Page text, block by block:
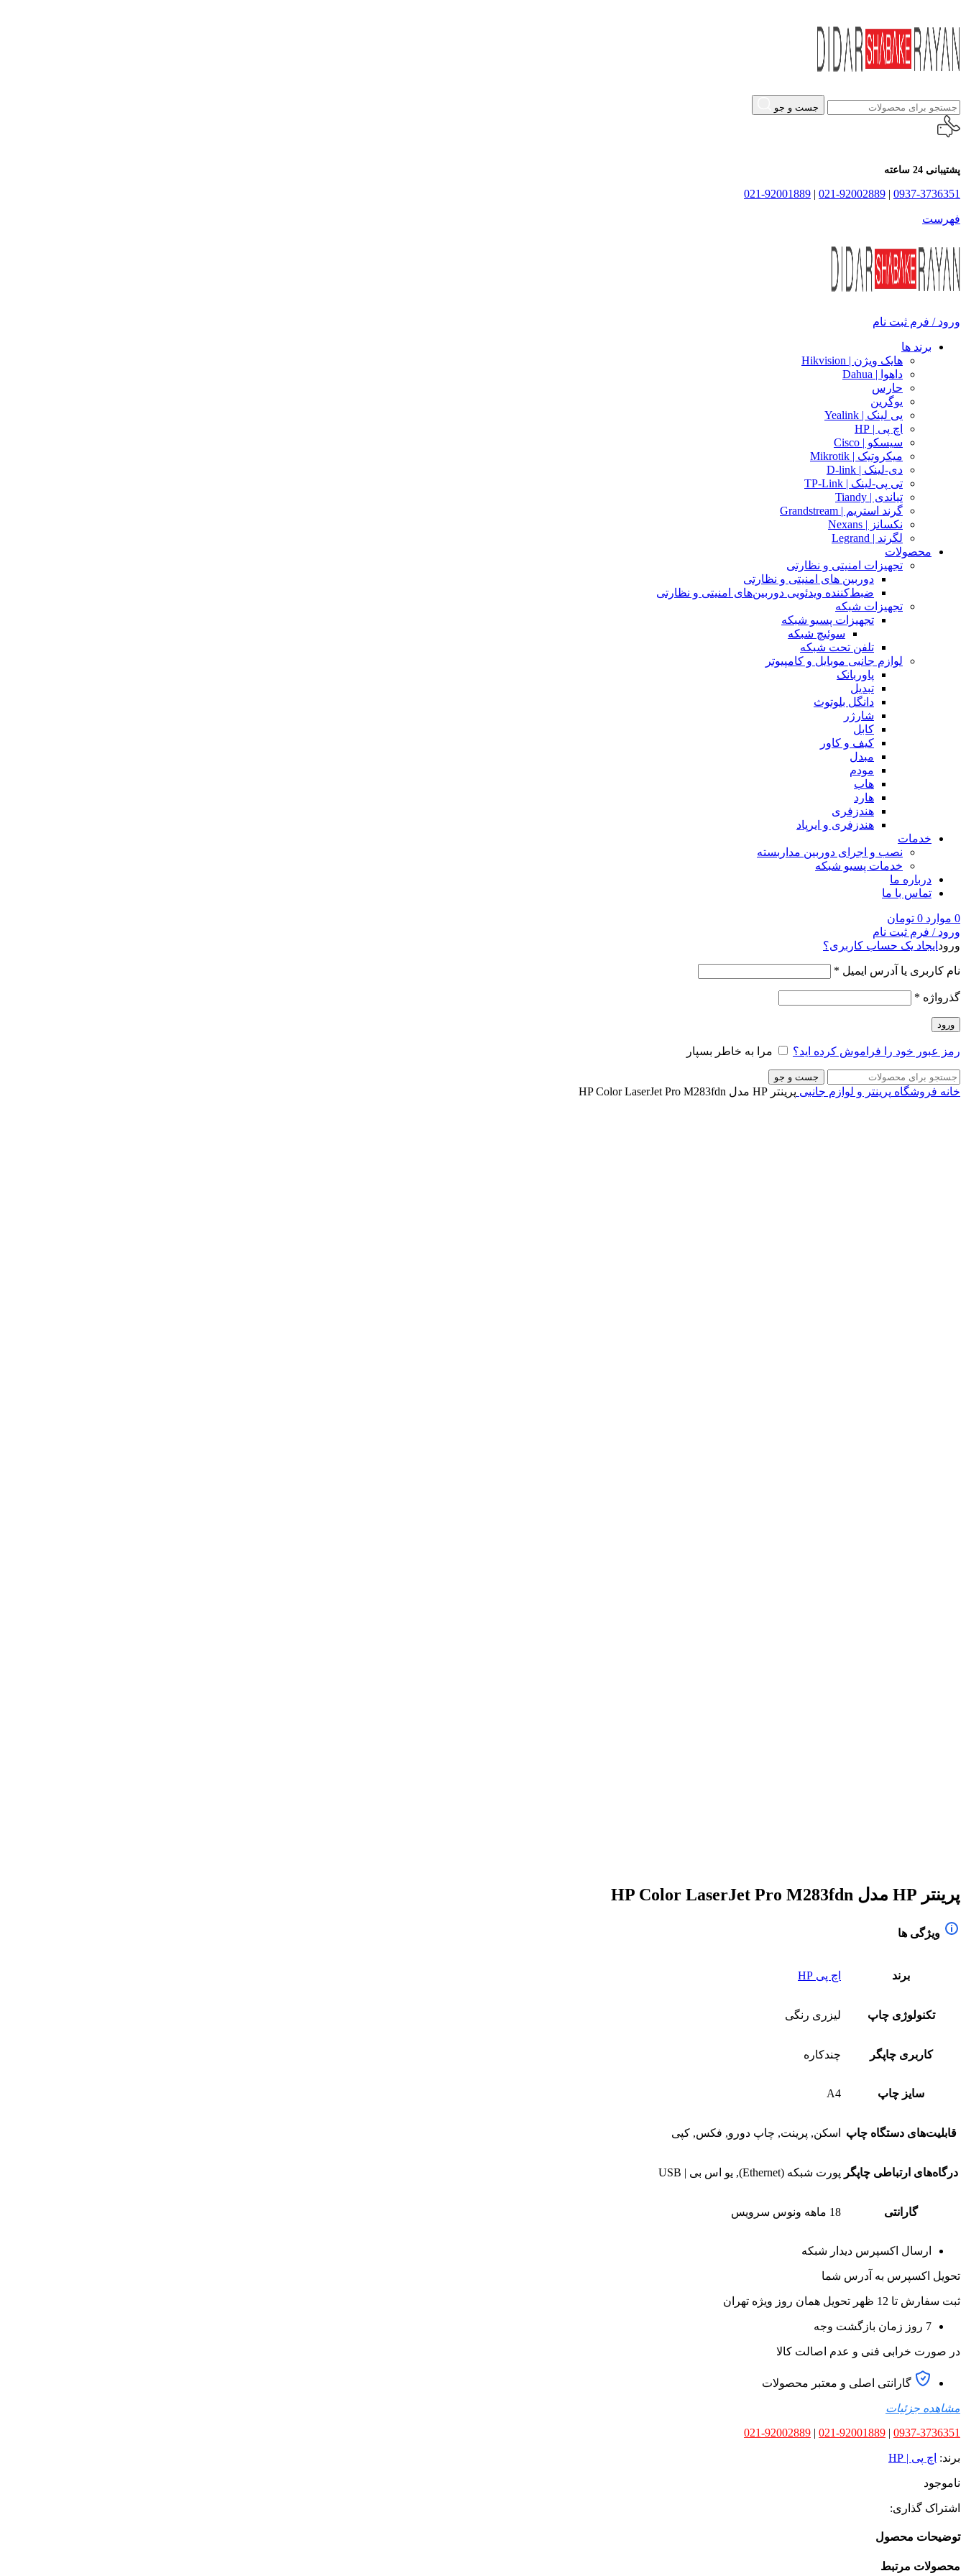
جست و جو
پشتیبانی 24 ساعته
0937-3736351
|
021-92002889
|
021-92001889
فهرست
ورود / فرم ثبت نام
برند ها
هایک ویژن | Hikvision
داهوا | Dahua
حارس
یوگرین
یی لینک | Yealink
اچ پی | HP
سیسکو | Cisco
میکروتیک | Mikrotik
دی-لینک | D-link
تی پی-لینک | TP-Link
تیاندی | Tiandy
گرند استریم | Grandstream
نکسانز | Nexans
لگرند | Legrand
محصولات
تجهیزات امنیتی و نظارتی
دوربین های امنیتی و نظارتی
ضبط‌کننده ویدئویی دوربین‌های امنیتی و نظارتی
تجهیزات شبکه
تجهیزات پسیو شبکه
سوئیچ‌ شبکه
تلفن تحت شبکه
لوازم جانبی موبایل و کامپیوتر
پاوربانک
تبدیل
دانگل بلوتوث
شارژر
کابل
کیف و کاور
مبدل
مودم
هاب
هارد
هندزفری
هندزفری و ایرپاد
خدمات
نصب و اجرای دوربین مداربسته
خدمات پسیو شبکه
درباره ما
تماس با ما
0 موارد 0 تومان
ورود / فرم ثبت نام
ورود ایجاد یک حساب کاربری؟
نام کاربری یا آدرس ایمیل *
گذرواژه *
ورود
رمز عبور خود را فراموش کرده اید؟ مرا به خاطر بسپار
جست و جو
خانه فروشگاه پرینتر و لوازم جانبی پرینتر HP مدل HP Color LaserJet Pro M283fdn
پرینتر HP مدل HP Color LaserJet Pro M283fdn
ویژگی ها
برند اچ پی HP
تکنولوژی چاپ لیزری رنگی
کاربری چاپگر چندکاره
سایز چاپ A4
قابلیت‌های دستگاه چاپ اسکن, پرینت, چاپ دورو, فکس, کپی
درگاه‌های ارتباطی چاپگر پورت شبکه (Ethernet), یو اس بی | USB
گارانتی 18 ماهه ونوس سرویس
ارسال اکسپرس دیدار شبکه
تحویل اکسپرس به آدرس شما
ثبت سفارش تا 12 ظهر تحویل همان روز ویژه تهران
7 روز زمان بازگشت وجه
در صورت خرابی فنی و عدم اصالت کالا
گارانتی اصلی و معتبر محصولات
مشاهده جزئیات
0937-3736351
|
021-92001889
|
021-92002889
برند: اچ پی | HP
ناموجود
اشتراک گذاری:
توضیحات محصول
محصولات مرتبط